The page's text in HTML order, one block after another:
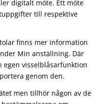
digitalt möte. Ett möte
till respektive
finns mer information
Min anställning. Där
visselblåsarfunktion
genom den.
men tillhör någon av de